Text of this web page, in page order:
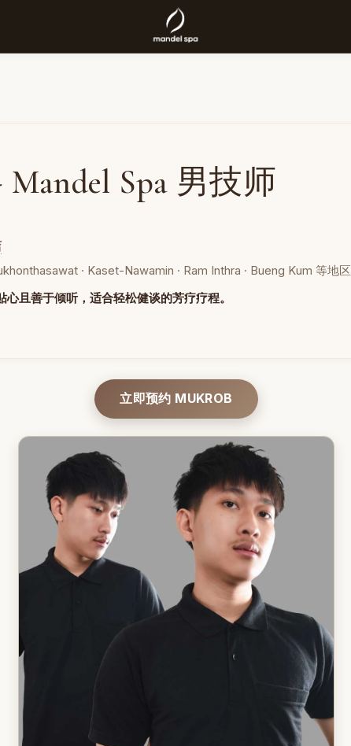
Spa 男技师
· Kaset-Nawamin · Ram Inthra · Bueng Kum 等地区
且善于倾听，适合轻松健谈的芳疗疗程。
立即预约 MUKROB